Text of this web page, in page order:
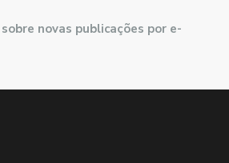
novas publicações por e-